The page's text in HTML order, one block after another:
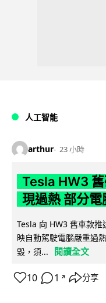
人工智能
arthur 23 小時
Tesla HW3
現過熱 部分
Tesla 向 HW3 舊車款推
映自動駕駛電腦嚴重過
毀，須...
閱讀全文
10 1 ↗ 分享